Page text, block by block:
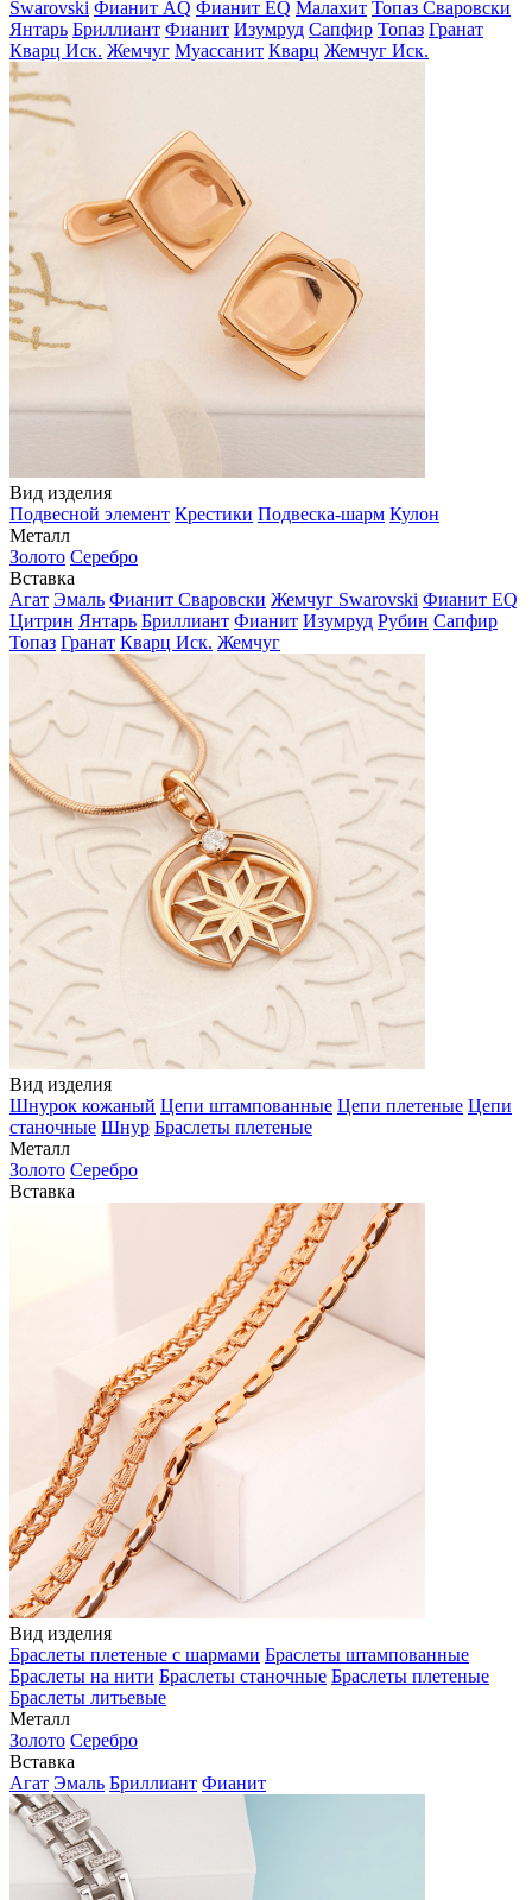
Swarovski Фианит AQ Фианит EQ Малахит Топаз Сваровски
Янтарь Бриллиант Фианит Изумруд Сапфир Топаз Гранат
Кварц Иск. Жемчуг Муассанит Кварц Жемчуг Иск.
Вид изделия
Подвесной элемент Крестики Подвеска-шарм Кулон
Металл
Золото Серебро
Вставка
Агат Эмаль Фианит Сваровски Жемчуг Swarovski Фианит EQ
Цитрин Янтарь Бриллиант Фианит Изумруд Рубин Сапфир
Топаз Гранат Кварц Иск. Жемчуг
Вид изделия
Шнурок кожаный Цепи штампованные Цепи плетеные Цепи
станочные Шнур Браслеты плетеные
Металл
Золото Серебро
Вставка
Вид изделия
Браслеты плетеные с шармами Браслеты штампованные
Браслеты на нити Браслеты станочные Браслеты плетеные
Браслеты литьевые
Металл
Золото Серебро
Вставка
Агат Эмаль Бриллиант Фианит